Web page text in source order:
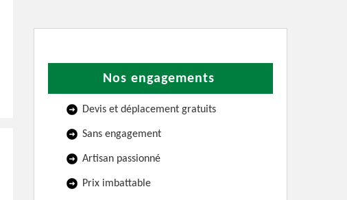
Nos engagements
Devis et déplacement gratuits
Sans engagement
Artisan passionné
Prix imbattable